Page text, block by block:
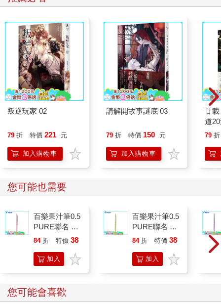
叛逆玩家 02
79 折 特價 221 元
加入購物車
請解開故事謎底 03
79 折 特價 150 元
加入購物車
廿
道
79 折
您可能也需要
百樂果汁筆0.5
PURE聯名 頂
級白桃(限量)
84 折 特價 38
加入
百樂果汁筆0.5
PURE聯名 檸
檬(限量)
84 折 特價 38
加入
您可能會喜歡